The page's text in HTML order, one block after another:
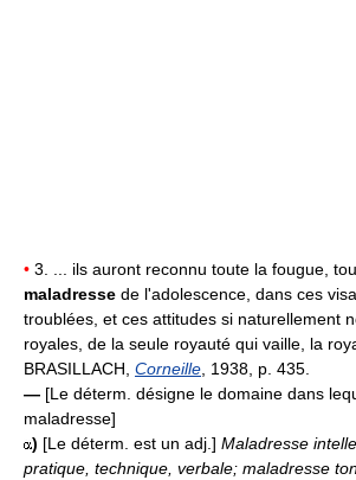
• 3. ... ils auront reconnu toute la fougue,
maladresse de l'adolescence, dans ces
troublées, et ces attitudes si naturellement
royales, de la seule royauté qui vaille, la
BRASILLACH, Corneille , 1938, p. 435.
— [Le déterm. désigne le domaine dans
maladresse]
) [Le déterm. est un adj.] Maladresse
pratique, technique, verbale; maladresse